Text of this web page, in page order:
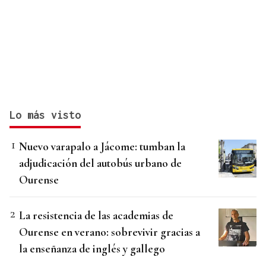
Lo más visto
Nuevo varapalo a Jácome: tumban la
adjudicación del autobús urbano de
Ourense
La resistencia de las academias de
Ourense en verano: sobrevivir gracias a
la enseñanza de inglés y gallego